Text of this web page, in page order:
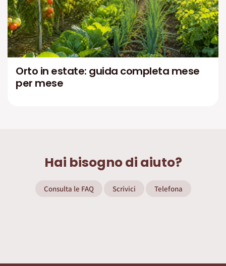
Orto in estate: guida completa mese
per mese
Hai bisogno di aiuto?
Consulta le FAQ Scrivici Telefona